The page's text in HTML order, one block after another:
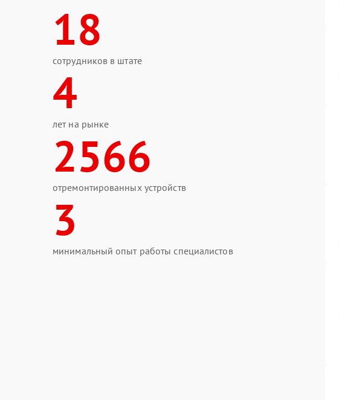
18
сотрудников в штате
4
лет на рынке
2566
отремонтированных устройств
3
минимальный опыт работы специалистов